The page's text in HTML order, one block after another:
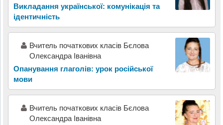
Викладання української: комунікація та
ідентичність
Вчитель початкових класів Бєлова
Олександра Іванівна
Опанування глаголів: урок російської
мови
Вчитель початкових класів Бєлова
Олександра Іванівна